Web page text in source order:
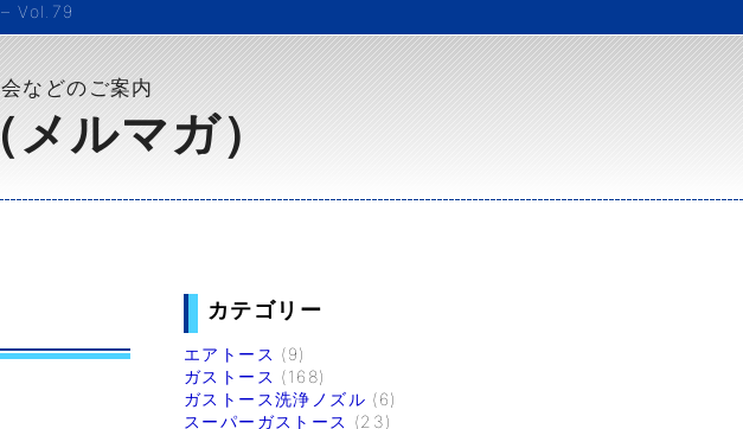
Vol.79
などのご案内
ルマガ）
カテゴリー
エアトース (9)
ガストース (168)
ガストース洗浄ノズル (6)
スーパーガストース (23)